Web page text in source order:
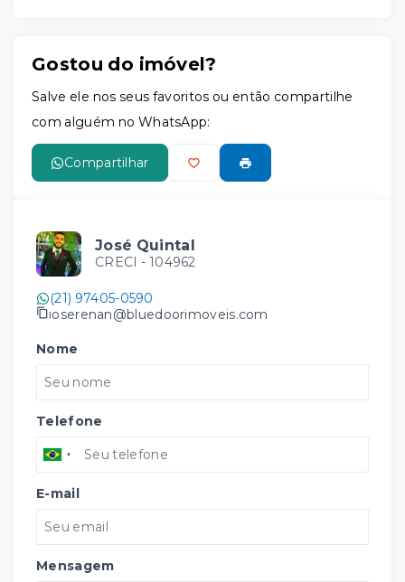
Gostou do imóvel?
Salve ele nos seus favoritos ou então compartilhe
com alguém no WhatsApp:
Compartilhar
José Quintal
CRECI - 104962
(21) 97405-0590
joserenan@bluedoorimoveis.com
Nome
Telefone
E-mail
Mensagem